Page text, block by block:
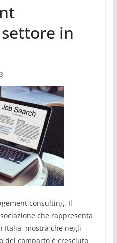
in
consulting. Il
che rappresenta
Italia, mostra che negli
del comparto è cresciuto